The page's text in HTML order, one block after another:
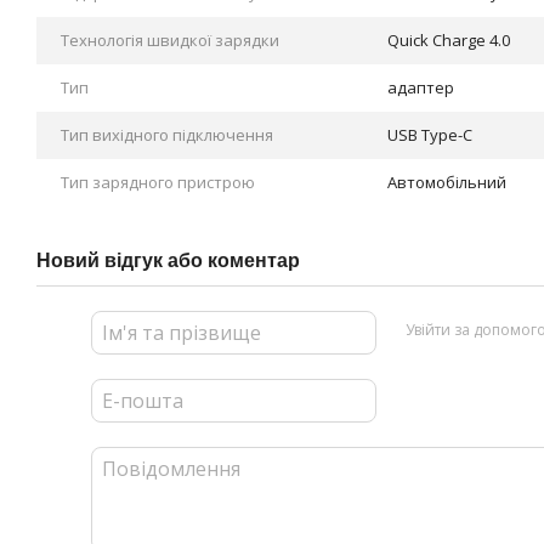
Технологія швидкої зарядки Quick Charge 4.0
Тип адаптер
Тип вихідного підключення USB Type-C
Тип зарядного пристрою Автомобільний
Новий відгук або коментар
Увійти за